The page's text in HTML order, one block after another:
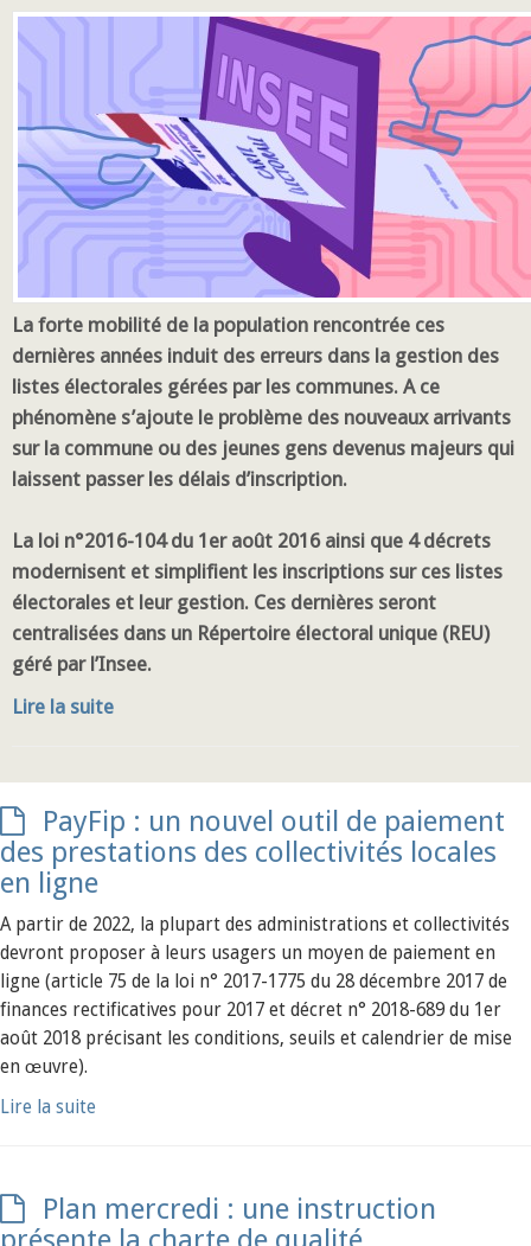
La forte mobilité de la population rencontrée ces
dernières années induit des erreurs dans la gestion des
listes électorales gérées par les communes. A ce
phénomène s’ajoute le problème des nouveaux arrivants
sur la commune ou des jeunes gens devenus majeurs qui
laissent passer les délais d’inscription.
La loi n°2016-104 du 1er août 2016 ainsi que 4 décrets
modernisent et simplifient les inscriptions sur ces listes
électorales et leur gestion. Ces dernières seront
centralisées dans un Répertoire électoral unique (REU)
géré par l’Insee.
Lire la suite
PayFip : un nouvel outil de paiement
des prestations des collectivités locales
en ligne
A partir de 2022, la plupart des administrations et collectivités
devront proposer à leurs usagers un moyen de paiement en
ligne (article 75 de la loi n° 2017-1775 du 28 décembre 2017 de
finances rectificatives pour 2017 et décret n° 2018-689 du 1er
août 2018 précisant les conditions, seuils et calendrier de mise
en œuvre).
Lire la suite
Plan mercredi : une instruction